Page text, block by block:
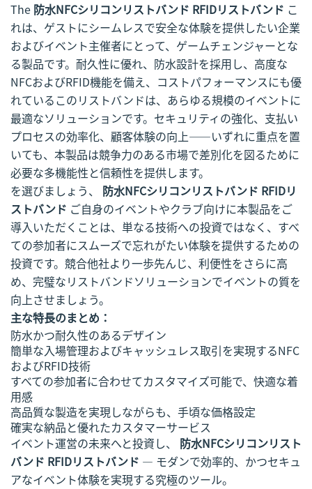
The 防水NFCシリコンリストバンド RFIDリストバンド こ
れは、ゲストにシームレスで安全な体験を提供したい企業
およびイベント主催者にとって、ゲームチェンジャーとな
る製品です。耐久性に優れ、防水設計を採用し、高度な
NFCおよびRFID機能を備え、コストパフォーマンスにも優
れているこのリストバンドは、あらゆる規模のイベントに
最適なソリューションです。セキュリティの強化、支払い
プロセスの効率化、顧客体験の向上——いずれに重点を置
いても、本製品は競争力のある市場で差別化を図るために
必要な多機能性と信頼性を提供します。
を選びましょう、 防水NFCシリコンリストバンド RFIDリ
ストバンド ご自身のイベントやクラブ向けに本製品をご
導入いただくことは、単なる技術への投資ではなく、すべ
ての参加者にスムーズで忘れがたい体験を提供するための
投資です。競合他社より一歩先んじ、利便性をさらに高
め、完璧なリストバンドソリューションでイベントの質を
向上させましょう。
主な特長のまとめ：
防水かつ耐久性のあるデザイン
簡単な入場管理およびキャッシュレス取引を実現するNFC
およびRFID技術
すべての参加者に合わせてカスタマイズ可能で、快適な着
用感
高品質な製造を実現しながらも、手頃な価格設定
確実な納品と優れたカスタマーサービス
イベント運営の未来へと投資し、 防水NFCシリコンリスト
バンド RFIDリストバンド — モダンで効率的、かつセキュ
アなイベント体験を実現する究極のツール。